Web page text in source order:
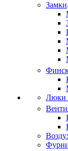
Замки
Люки